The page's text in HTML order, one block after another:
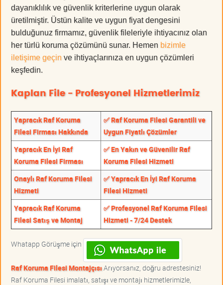
dayanıklılık ve güvenlik kriterlerine uygun olarak
üretilmiştir. Üstün kalite ve uygun fiyat dengesini
bulduğunuz firmamız, güvenlik fileleriyle ihtiyacınız olan
her türlü koruma çözümünü sunar. Hemen bizimle
iletişime geçin ve ihtiyaçlarınıza en uygun çözümleri
keşfedin.
Kaplan File - Profesyonel Hizmetlerimiz
Yapracık Raf Koruma
Filesi Firması Hakkında
✅ Raf Koruma Filesi Garantili ve
Uygun Fiyatlı Çözümler
Yapracık En İyi Raf
Koruma Filesi Firması
✅ En Yakın ve Güvenilir Raf
Koruma Filesi Hizmeti
Onaylı Raf Koruma Filesi
Hizmeti
✅ Yapracık En İyi Raf Koruma
Filesi Hizmeti
Yapracık Raf Koruma
Filesi Satış ve Montaj
✅ Profesyonel Raf Koruma Filesi
Hizmeti - 7/24 Destek
Whatapp Görüşme için
Raf Koruma Filesi MontajçısıArıyorsanız, doğru adrestesiniz!
Raf Koruma Filesi imalatı, satışı ve montajı hizmetlerimizle,